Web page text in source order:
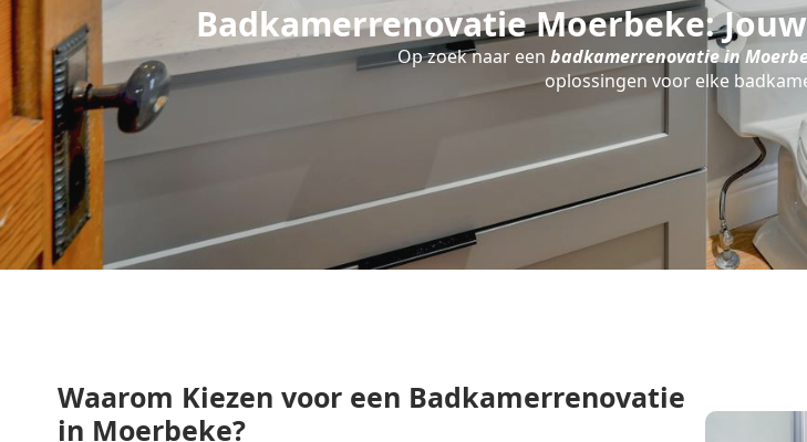
Badkamerrenovatie Moerbeke:
Op zoek naar een badkamerrenovatie in
oplossingen voor elke
Waarom Kiezen voor een Badkamerrenovatie
in Moerbeke?